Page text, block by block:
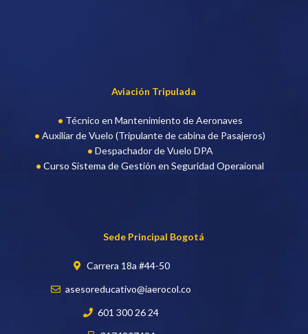
Aviación Tripulada
Técnico en Mantenimiento de Aeronaves
Auxiliar de Vuelo (Tripulante de cabina de Pasajeros)
Despachador de Vuelo DPA
Curso Sistema de Gestión en Seguridad Operaional
Sede Principal Bogotá
Carrera 18a #44-50
asesoreducativo@iaerocol.co
601 300 26 24